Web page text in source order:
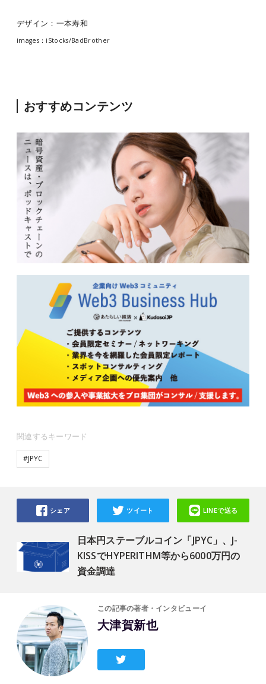
デザイン：一本寿和
images：iStocks/BadBrother
おすすめコンテンツ
関連するキーワード
#JPYC
日本円ステーブルコイン「JPYC」、J-
KISSでHYPERITHM等から6000万円の
資金調達
シェア ツイート LINEで送る
この記事の著者・インタビューイ
大津賀新也